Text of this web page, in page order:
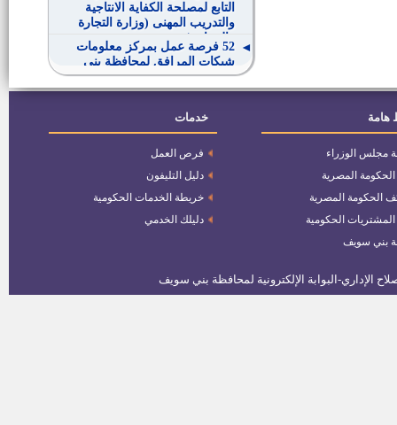
التابع لمصلحة الكفاية الانتاجية
والتدريب المهنى (وزارة التجارة
والصناعة)
52 فرصة عمل بمركز معلومات
شبكات المرافق لمحافظة بني
سويف
وفرص للترقى الى مشرف
للمؤهلات التميزة.
سائقين بالتعاقد للعمل بالمشروعات
االمركزية
المحاجر
(مدني – عمارة – تخطيط عمراني)
هامة
مجلس الوزراء
الحكومة المصرية
الحكومة المصرية
المشتريات الحكومية
بني سويف
خدمات
فرص العمل
دليل التليفون
خريطة الخدمات الحكومية
دليلك الخدمي